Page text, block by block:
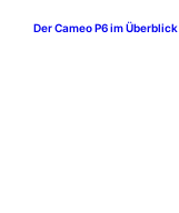
Der Cameo P6 im Überblick